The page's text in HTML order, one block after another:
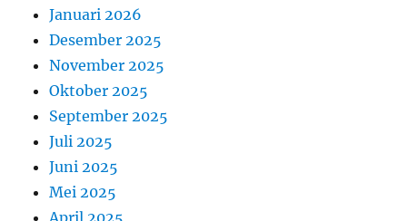
Januari 2026
Desember 2025
November 2025
Oktober 2025
September 2025
Juli 2025
Juni 2025
Mei 2025
April 2025